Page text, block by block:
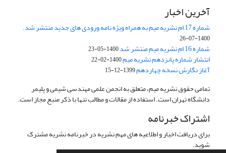
آخرین اخبار
شماره 17 ام نشریه میم به همراه ویژه نامه ورودی های جدید منتشر شد.
1400-07-26
شماره 16 ام نشریه میم منتشر شد 1400-05-23
انتشار شماره پانزدهم نشریه میم1400-02-22
آغاز نگارش نسخه چهاردهم1399-12-15
تمامی حقوق نشریه میم، متعلق به انجمن علمی مهندسی شیمی و پلیمر
دانشگاه تهران است. استفاده از مقالات و مطالب تنها با ذکر منبع مجاز است.
اشتراک خبرنامه
برای دریافت اخبار و اطلاعیه های مهم نشریه در خبرنامه نشریه مشترک
شوید.